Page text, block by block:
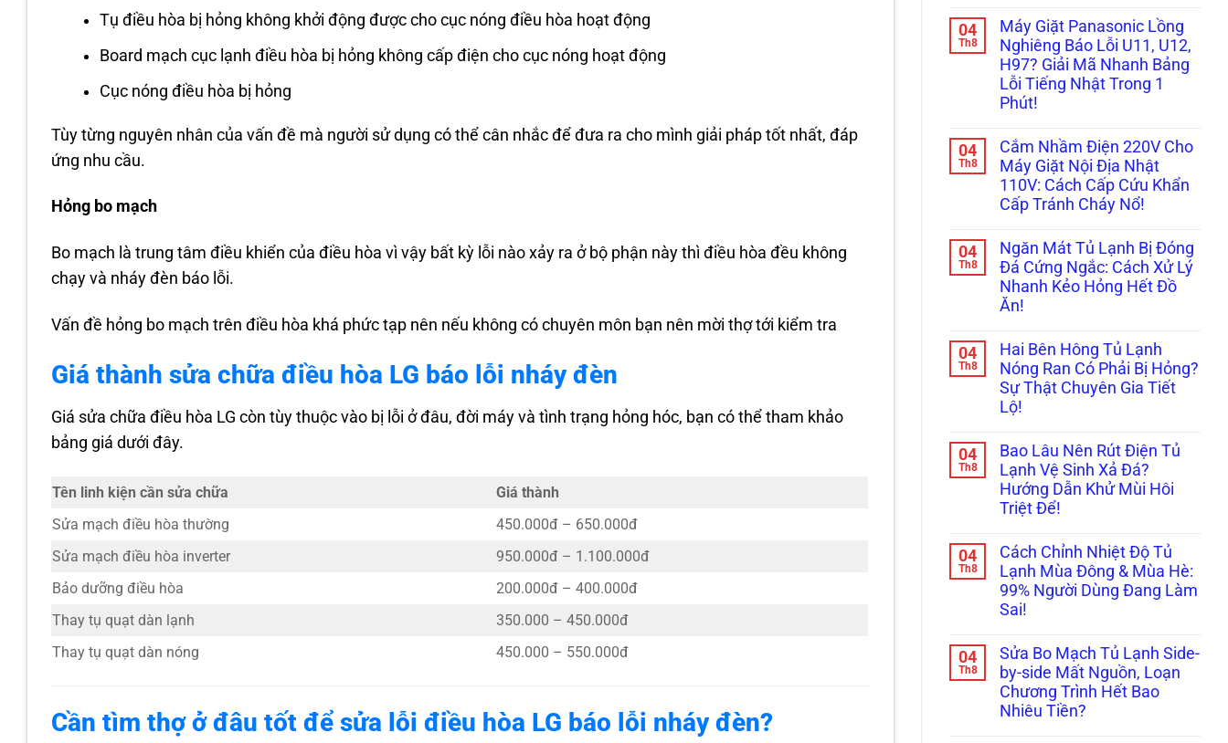
Tụ điều hòa bị hỏng không khởi động được cho cục nóng điều hòa hoạt động
Board mạch cục lạnh điều hòa bị hỏng không cấp điện cho cục nóng hoạt động
Cục nóng điều hòa bị hỏng
Tùy từng nguyên nhân của vấn đề mà người sử dụng có thể cân nhắc để đưa ra cho mình giải pháp tốt nhất, đáp
ứng nhu cầu.
Hỏng bo mạch
Bo mạch là trung tâm điều khiển của điều hòa vì vậy bất kỳ lỗi nào xảy ra ở bộ phận này thì điều hòa đều không
chạy và nháy đèn báo lỗi.
Vấn đề hỏng bo mạch trên điều hòa khá phức tạp nên nếu không có chuyên môn bạn nên mời thợ tới kiểm tra
Giá thành sửa chữa điều hòa LG báo lỗi nháy đèn
Giá sửa chữa điều hòa LG còn tùy thuộc vào bị lỗi ở đâu, đời máy và tình trạng hỏng hóc, bạn có thể tham khảo
bảng giá dưới đây.
Tên linh kiện cần sửa chữa
Giá thành
Sửa mạch điều hòa thường
450.000đ – 650.000đ
Sửa mạch điều hòa inverter
950.000đ – 1.100.000đ
Bảo dưỡng điều hòa
200.000đ – 400.000đ
Thay tụ quạt dàn lạnh
350.000 – 450.000đ
Thay tụ quạt dàn nóng
450.000 – 550.000đ
Cần tìm thợ ở đâu tốt để sửa lỗi điều hòa LG báo lỗi nháy đèn?
Nổ!
Trùm”
Nào
Hay
Hỏng
Vặt
Nhất?
Giặt
Lồng
Nghiêng
Nội
Địa
Nhật:
Vì
“Chát”
Gấp
Đôi
Lồng
Ngang?
bình
luận
ở
Tại
Sao
Máy
Giặt
Nhật
Sấy
Không
Khô?
Bí
Kíp
Sinh
Hốc
Gió
Trong
5
Phút!
04
Th8
Máy Giặt Panasonic Lồng
Nghiêng Báo Lỗi U11, U12,
H97? Giải Mã Nhanh Bảng
Lỗi Tiếng Nhật Trong 1
Phút!
bình
luận
ở
Giặt
Panasonic
Báo
Lỗi
U11,
U12,
H97?
Giải
Nhanh
Bảng
Lỗi
Tiếng
Nhật
Trong
1
04
Th8
Cắm Nhầm Điện 220V Cho
Máy Giặt Nội Địa Nhật
110V: Cách Cấp Cứu Khẩn
Cấp Tránh Cháy Nổ!
bình
luận
ở
Cắm
Nhầm
Điện
Máy
Giặt
Nội
Địa
Nhật
110V:
Cứu
Khẩn
Cấp
Tránh
Cháy
Nổ!
04
Th8
Ngăn Mát Tủ Lạnh Bị Đóng
Đá Cứng Ngắc: Cách Xử Lý
Nhanh Kẻo Hỏng Hết Đồ
Ăn!
bình
luận
ở
Ngăn
Mát
Tủ
Đóng
Đá
Cứng
Ngắc:
Cách
Xử
Nhanh
Kẻo
Hỏng
Hết
Đồ
Ăn!
04
Th8
Hai Bên Hông Tủ Lạnh
Nóng Ran Có Phải Bị Hỏng?
Sự Thật Chuyên Gia Tiết
Lộ!
bình
luận
ở
Hai
Bên
Hông
Lạnh
Nóng
Ran
Có
Phải
Bị
Hỏng?
Thật
Chuyên
Gia
Tiết
Lộ!
04
Th8
Bao Lâu Nên Rút Điện Tủ
Lạnh Vệ Sinh Xả Đá?
Hướng Dẫn Khử Mùi Hôi
Triệt Để!
bình
luận
ở
Bao
Lâu
Nên
Điện
Tủ
Lạnh
Vệ
Sinh
Xả
Đá?
04
Th8
Cách Chỉnh Nhiệt Độ Tủ
Lạnh Mùa Đông & Mùa Hè:
99% Người Dùng Đang Làm
Sai!
bình
luận
ở
Cách
Chỉnh
Nhiệt
04
Th8
Sửa Bo Mạch Tủ Lạnh Side-
by-side Mất Nguồn, Loạn
Chương Trình Hết Bao
Nhiêu Tiền?